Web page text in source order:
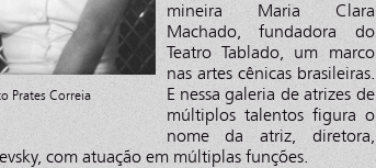
Prates Correia
mineira Maria Clara
Machado, fundadora do
Teatro Tablado, um marco
nas artes cênicas brasileiras.
E nessa galeria de atrizes de
múltiplos talentos figura o
nome da atriz, diretora,
com atuação em múltiplas funções.